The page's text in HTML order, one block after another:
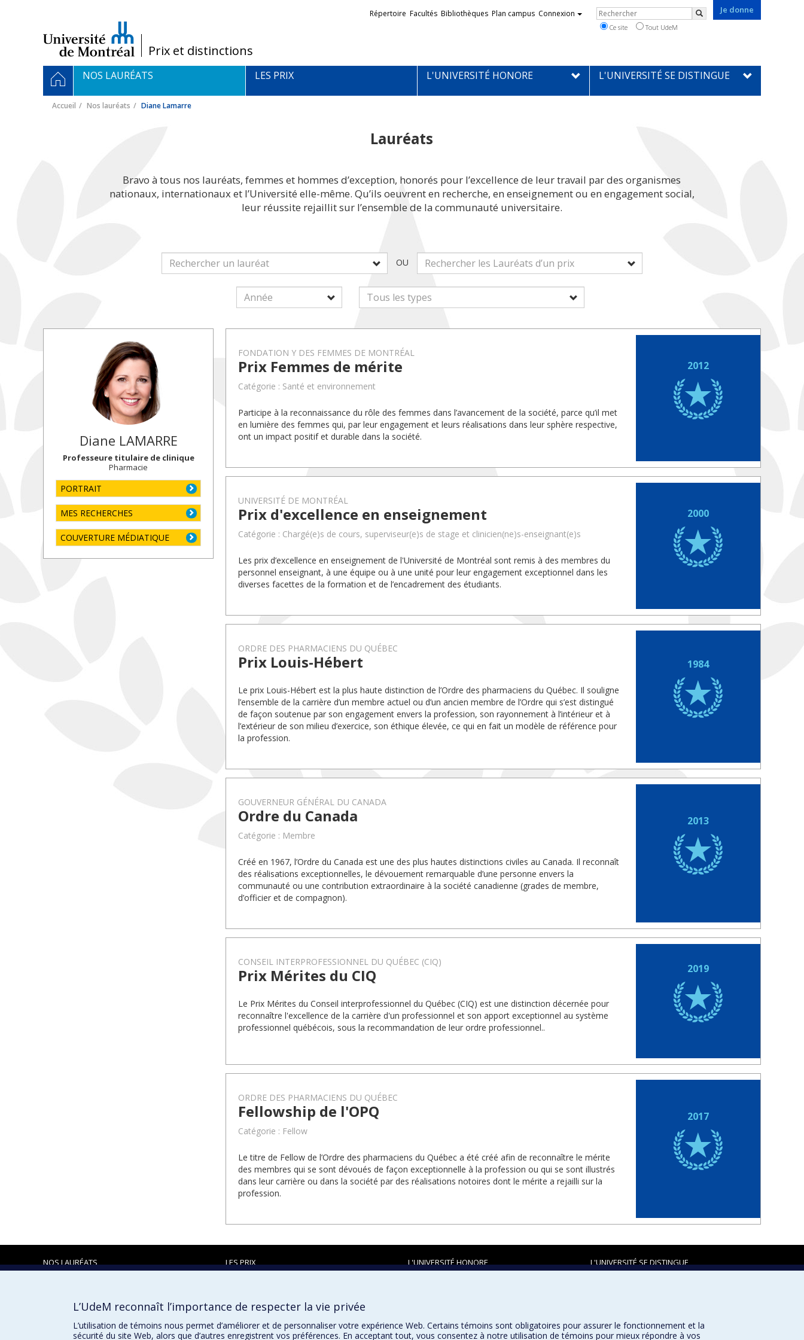
/Prix et distinctions
Je donne
Liens
externes
Répertoire Facultés Bibliothèques Plan campus Connexion Rechercher
Rechercher
Ce site Tout UdeM
Navigation
principale
ACCUEIL
NOS LAURÉATS LES PRIX L'UNIVERSITÉ HONORE L'UNIVERSITÉ SE DISTINGUE
Accueil Nos lauréats Diane Lamarre
Lauréats
Bravo à tous nos lauréats, femmes et hommes d’exception, honorés pour l’excellence de leur travail par des organismes
nationaux, internationaux et l’Université elle-même. Qu’ils oeuvrent en recherche, en enseignement ou en engagement social,
leur réussite rejaillit sur l’ensemble de la communauté universitaire.
OU
Diane LAMARRE
Professeure titulaire de clinique
Pharmacie
PORTRAIT
MES RECHERCHES
COUVERTURE MÉDIATIQUE
FONDATION Y DES FEMMES DE MONTRÉAL
Prix Femmes de mérite
Catégorie : Santé et environnement
Participe à la reconnaissance du rôle des femmes dans l’avancement de la société, parce qu’il met
en lumière des femmes qui, par leur engagement et leurs réalisations dans leur sphère respective,
ont un impact positif et durable dans la société.
2012
UNIVERSITÉ DE MONTRÉAL
Prix d'excellence en enseignement
Catégorie : Chargé(e)s de cours, superviseur(e)s de stage et clinicien(ne)s-enseignant(e)s
Les prix d’excellence en enseignement de l'Université de Montréal sont remis à des membres du
personnel enseignant, à une équipe ou à une unité pour leur engagement exceptionnel dans les
diverses facettes de la formation et de l’encadrement des étudiants.
2000
ORDRE DES PHARMACIENS DU QUÉBEC
Prix Louis-Hébert
Le prix Louis-Hébert est la plus haute distinction de l’Ordre des pharmaciens du Québec. Il souligne
l’ensemble de la carrière d’un membre actuel ou d’un ancien membre de l’Ordre qui s’est distingué
de façon soutenue par son engagement envers la profession, son rayonnement à l’intérieur et à
l’extérieur de son milieu d’exercice, son éthique élevée, ce qui en fait un modèle de référence pour
la profession.
1984
GOUVERNEUR GÉNÉRAL DU CANADA
Ordre du Canada
Catégorie : Membre
Créé en 1967, l’Ordre du Canada est une des plus hautes distinctions civiles au Canada. Il reconnaît
des réalisations exceptionnelles, le dévouement remarquable d’une personne envers la
communauté ou une contribution extraordinaire à la société canadienne (grades de membre,
d’officier et de compagnon).
2013
CONSEIL INTERPROFESSIONNEL DU QUÉBEC (CIQ)
Prix Mérites du CIQ
Le Prix Mérites du Conseil interprofessionnel du Québec (CIQ) est une distinction décernée pour
reconnaître l'excellence de la carrière d'un professionnel et son apport exceptionnel au système
professionnel québécois, sous la recommandation de leur ordre professionnel..
2019
ORDRE DES PHARMACIENS DU QUÉBEC
Fellowship de l'OPQ
Catégorie : Fellow
Le titre de Fellow de l’Ordre des pharmaciens du Québec a été créé afin de reconnaître le mérite
des membres qui se sont dévoués de façon exceptionnelle à la profession ou qui se sont illustrés
dans leur carrière ou dans la société par des réalisations notoires dont le mérite a rejailli sur la
profession.
2017
NOS LAURÉATS LES PRIX L'UNIVERSITÉ HONORE L'UNIVERSITÉ SE DISTINGUE
Prix et distinctions
Plan du site|Accessibilité
L’UdeM reconnaît l’importance de respecter la vie privée
L’utilisation de témoins nous permet d’améliorer et de personnaliser votre expérience Web. Certains témoins sont obligatoires pour assurer le fonctionnement et la
sécurité du site Web, alors que d’autres enregistrent vos préférences. En acceptant tout, vous consentez à notre utilisation de témoins pour mieux répondre à vos